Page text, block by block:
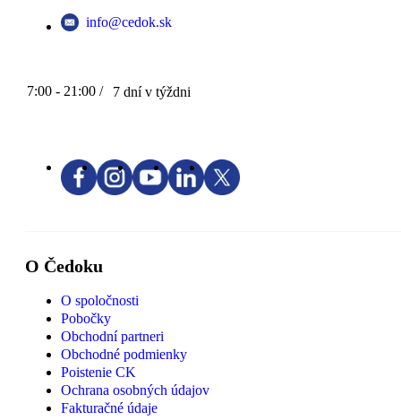
info@cedok.sk
7:00 - 21:00 / 7 dní v týždni
O Čedoku
O spoločnosti
Pobočky
Obchodní partneri
Obchodné podmienky
Poistenie CK
Ochrana osobných údajov
Fakturačné údaje